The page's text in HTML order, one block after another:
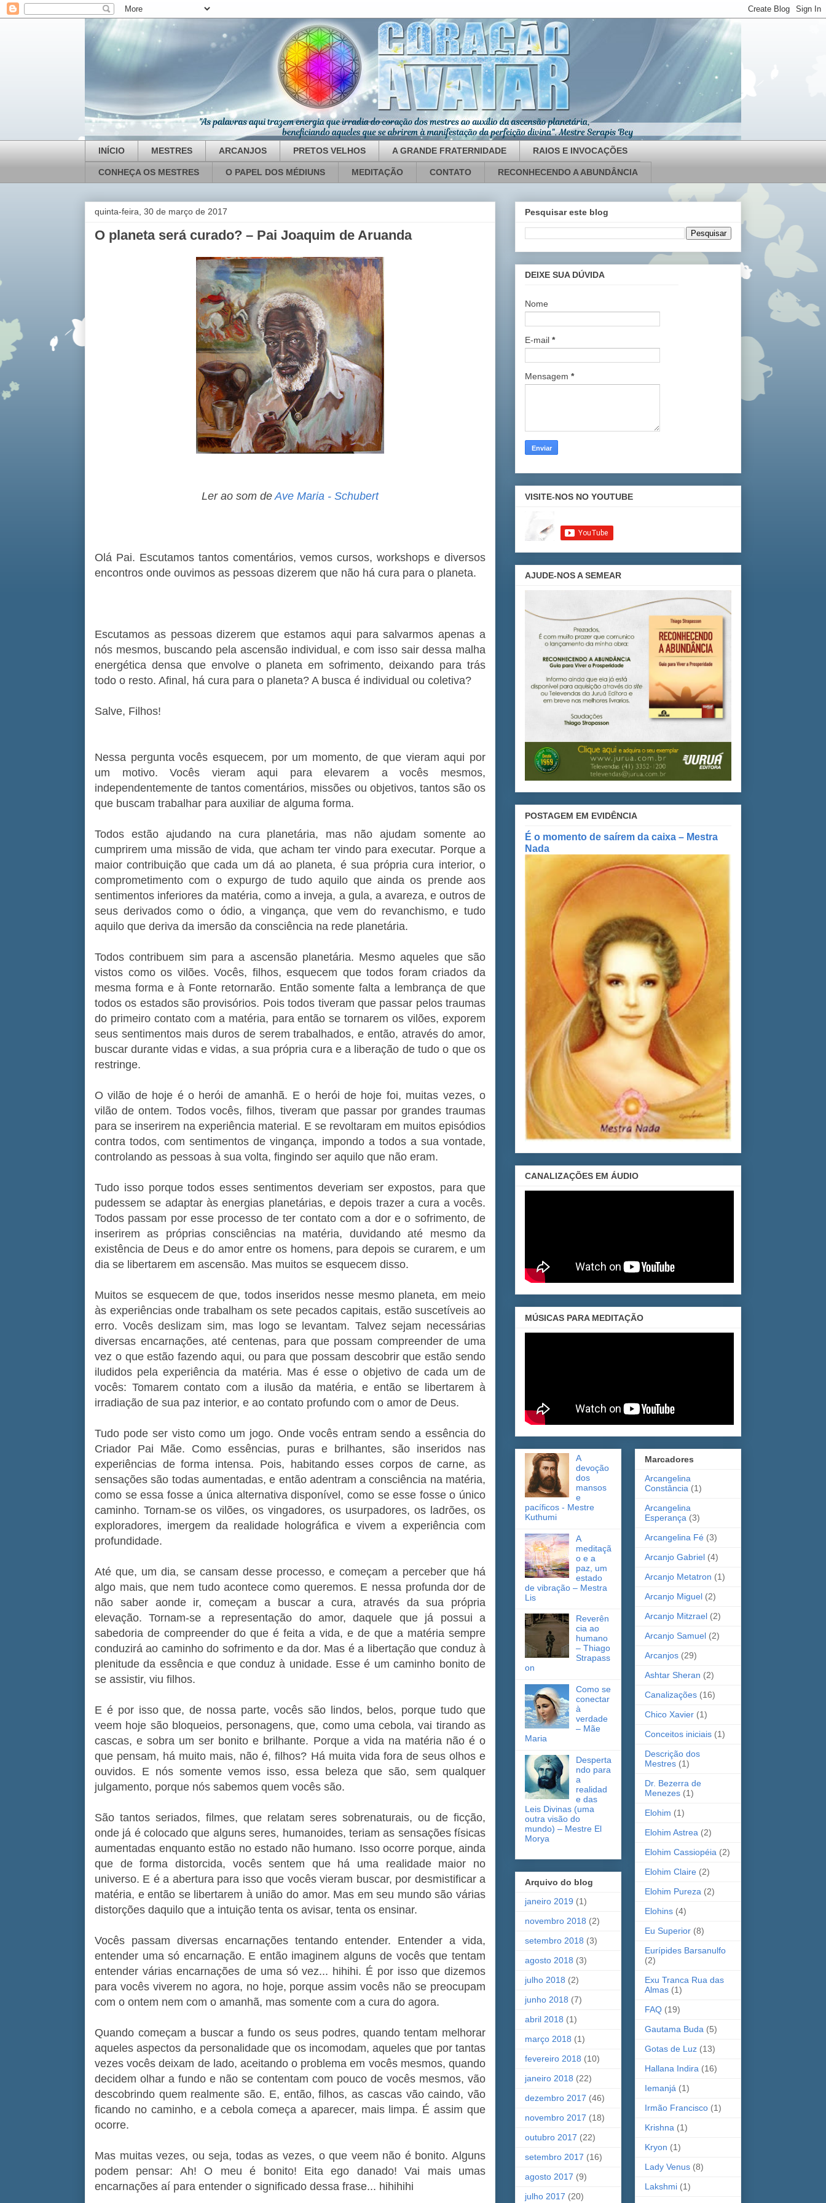
INÍCIO MESTRES ARCANJOS PRETOS VELHOS A GRANDE FRATERNIDADE RAIOS E INVOCAÇÕES
CONHEÇA OS MESTRES O PAPEL DOS MÉDIUNS MEDITAÇÃO CONTATO RECONHECENDO A ABUNDÂNCIA
quinta-feira, 30 de março de 2017
O planeta será curado? – Pai Joaquim de Aruanda
Ler ao som de Ave Maria - Schubert
Olá Pai. Escutamos tantos comentários, vemos cursos, workshops e diversos
encontros onde ouvimos as pessoas dizerem que não há cura para o planeta.
Escutamos as pessoas dizerem que estamos aqui para salvarmos apenas a
nós mesmos, buscando pela ascensão individual, e com isso sair dessa malha
energética densa que envolve o planeta em sofrimento, deixando para trás
todo o resto. Afinal, há cura para o planeta? A busca é individual ou coletiva?
Salve, Filhos!
Nessa pergunta vocês esquecem, por um momento, de que vieram aqui por
um motivo. Vocês vieram aqui para elevarem a vocês mesmos,
independentemente de tantos comentários, missões ou objetivos, tantos são os
que buscam trabalhar para auxiliar de alguma forma.
Todos estão ajudando na cura planetária, mas não ajudam somente ao
cumprirem uma missão de vida, que acham ter vindo para executar. Porque a
maior contribuição que cada um dá ao planeta, é sua própria cura interior, o
comprometimento com o expurgo de tudo aquilo que ainda os prende aos
sentimentos inferiores da matéria, como a inveja, a gula, a avareza, e outros de
seus derivados como o ódio, a vingança, que vem do revanchismo, e tudo
aquilo que deriva da imersão da consciência na rede planetária.
Todos contribuem sim para a ascensão planetária. Mesmo aqueles que são
vistos como os vilões. Vocês, filhos, esquecem que todos foram criados da
mesma forma e à Fonte retornarão. Então somente falta a lembrança de que
todos os estados são provisórios. Pois todos tiveram que passar pelos traumas
do primeiro contato com a matéria, para então se tornarem os vilões, exporem
seus sentimentos mais duros de serem trabalhados, e então, através do amor,
buscar durante vidas e vidas, a sua própria cura e a liberação de tudo o que os
restringe.
O vilão de hoje é o herói de amanhã. E o herói de hoje foi, muitas vezes, o
vilão de ontem. Todos vocês, filhos, tiveram que passar por grandes traumas
para se inserirem na experiência material. E se revoltaram em muitos episódios
contra todos, com sentimentos de vingança, impondo a todos a sua vontade,
controlando as pessoas à sua volta, fingindo ser aquilo que não eram.
Tudo isso porque todos esses sentimentos deveriam ser expostos, para que
pudessem se adaptar às energias planetárias, e depois trazer a cura a vocês.
Todos passam por esse processo de ter contato com a dor e o sofrimento, de
inserirem as próprias consciências na matéria, duvidando até mesmo da
existência de Deus e do amor entre os homens, para depois se curarem, e um
dia se libertarem em ascensão. Mas muitos se esquecem disso.
Muitos se esquecem de que, todos inseridos nesse mesmo planeta, em meio
às experiências onde trabalham os sete pecados capitais, estão suscetíveis ao
erro. Vocês deslizam sim, mas logo se levantam. Talvez sejam necessárias
diversas encarnações, até centenas, para que possam compreender de uma
vez o que estão fazendo aqui, ou para que possam descobrir que estão sendo
iludidos pela experiência da matéria. Mas é esse o objetivo de cada um de
vocês: Tomarem contato com a ilusão da matéria, e então se libertarem à
irradiação de sua paz interior, e ao contato profundo com o amor de Deus.
Tudo pode ser visto como um jogo. Onde vocês entram sendo a essência do
Criador Pai Mãe. Como essências, puras e brilhantes, são inseridos nas
experiências de forma intensa. Pois, habitando esses corpos de carne, as
sensações são todas aumentadas, e então adentram a consciência na matéria,
como se essa fosse a única alternativa disponível, como se esse fosse o único
caminho. Tornam-se os vilões, os vingadores, os usurpadores, os ladrões, os
exploradores, imergem da realidade holográfica e vivem a experiência com
profundidade.
Até que, um dia, se cansam desse processo, e começam a perceber que há
algo mais, que nem tudo acontece como queremos. E nessa profunda dor de
não saber aonde ir, começam a buscar a cura, através da sua própria
elevação. Tornam-se a representação do amor, daquele que já possui a
sabedoria de compreender do que é feita a vida, e de que a matéria sempre
conduzirá ao caminho do sofrimento e da dor. Mas é a libertação que conduz à
plenitude da essência e que conduz à unidade. Esse é um caminho bonito de
se assistir, viu filhos.
E é por isso que, de nossa parte, vocês são lindos, belos, porque tudo que
veem hoje são bloqueios, personagens, que, como uma cebola, vai tirando as
cascas, e sobra um ser bonito e brilhante. Porque a vida na matéria não é o
que pensam, há muito mais, não é, filhos? Há muita vida fora de seus olhos e
ouvidos. E nós somente vemos isso, essa beleza que são, sem qualquer
julgamento, porque nós sabemos quem vocês são.
São tantos seriados, filmes, que relatam seres sobrenaturais, ou de ficção,
onde já é colocado que alguns seres, humanoides, teriam as sensações físicas
aumentadas enquanto estão no estado não humano. Isso ocorre porque, ainda
que de forma distorcida, vocês sentem que há uma realidade maior no
universo. E é a abertura para isso que vocês vieram buscar, por desmistificar a
matéria, e então se libertarem à união do amor. Mas em seu mundo são várias
distorções daquilo que a intuição tenta os avisar, tenta os ensinar.
Vocês passam diversas encarnações tentando entender. Entender a vida,
entender uma só encarnação. E então imaginem alguns de vocês que tentam
entender várias encarnações de uma só vez... hihihi. É por isso que dizemos
para vocês viverem no agora, no hoje, porque assim vocês não se preocupam
com o ontem nem com o amanhã, mas somente com a cura do agora.
Quando começam a buscar a fundo os seus podres, quando tentam melhorar
aqueles aspectos da personalidade que os incomodam, aqueles que por tantas
vezes vocês deixam de lado, aceitando o problema em vocês mesmos, quando
decidem olhar a fundo e não se contentam com pouco de vocês mesmos, vão
descobrindo quem realmente são. E, então, filhos, as cascas vão caindo, vão
ficando no caminho, e a cebola começa a aparecer, mais limpa. É assim que
ocorre.
Mas muitas vezes, ou seja, todas as vezes, o que veem não é bonito. Alguns
podem pensar: Ah! O meu é bonito! Eita ego danado! Vai mais umas
encarnações aí para entender o significado dessa frase... hihihihi
Pesquisar este blog
DEIXE SUA DÚVIDA
Nome
E-mail *
Mensagem *
VISITE-NOS NO YOUTUBE
AJUDE-NOS A SEMEAR
POSTAGEM EM EVIDÊNCIA
É o momento de saírem da caixa – Mestra
Nada
CANALIZAÇÕES EM ÁUDIO
MÚSICAS PARA MEDITAÇÃO
A
devoção
dos
mansos
e
pacíficos - Mestre
Kuthumi
A
meditaçã
o e a
paz, um
estado
de vibração – Mestra
Lis
Reverên
cia ao
humano
– Thiago
Strapass
on
Como se
conectar
à
verdade
– Mãe
Maria
Desperta
ndo para
a
realidad
e das
Leis Divinas (uma
outra visão do
mundo) – Mestre El
Morya
Arquivo do blog
janeiro 2019 (1)
novembro 2018 (2)
setembro 2018 (3)
agosto 2018 (3)
julho 2018 (2)
junho 2018 (7)
abril 2018 (1)
março 2018 (1)
fevereiro 2018 (10)
janeiro 2018 (22)
dezembro 2017 (46)
novembro 2017 (18)
outubro 2017 (22)
setembro 2017 (16)
agosto 2017 (9)
julho 2017 (20)
Marcadores
Arcangelina
Constância (1)
Arcangelina
Esperança (3)
Arcangelina Fé (3)
Arcanjo Gabriel (4)
Arcanjo Metatron (1)
Arcanjo Miguel (2)
Arcanjo Mitzrael (2)
Arcanjo Samuel (2)
Arcanjos (29)
Ashtar Sheran (2)
Canalizações (16)
Chico Xavier (1)
Conceitos iniciais (1)
Descrição dos
Mestres (1)
Dr. Bezerra de
Menezes (1)
Elohim (1)
Elohim Astrea (2)
Elohim Cassiopéia (2)
Elohim Claire (2)
Elohim Pureza (2)
Elohins (4)
Eu Superior (8)
Eurípides Barsanulfo
(2)
Exu Tranca Rua das
Almas (1)
FAQ (19)
Gautama Buda (5)
Gotas de Luz (13)
Hallana Indira (16)
Iemanjá (1)
Irmão Francisco (1)
Krishna (1)
Kryon (1)
Lady Venus (8)
Lakshmi (1)